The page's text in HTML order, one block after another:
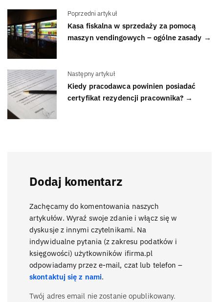
Poprzedni artykuł
Kasa fiskalna w sprzedaży za pomocą
maszyn vendingowych – ogólne zasady →
Następny artykuł
Kiedy pracodawca powinien posiadać
certyfikat rezydencji pracownika? →
Dodaj komentarz
Zachęcamy do komentowania naszych
artykułów. Wyraź swoje zdanie i włącz się w
dyskusje z innymi czytelnikami. Na
indywidualne pytania (z zakresu podatków i
księgowości) użytkowników ifirma.pl
odpowiadamy przez e-mail, czat lub telefon –
skontaktuj się z nami.
Twój adres email nie zostanie opublikowany.